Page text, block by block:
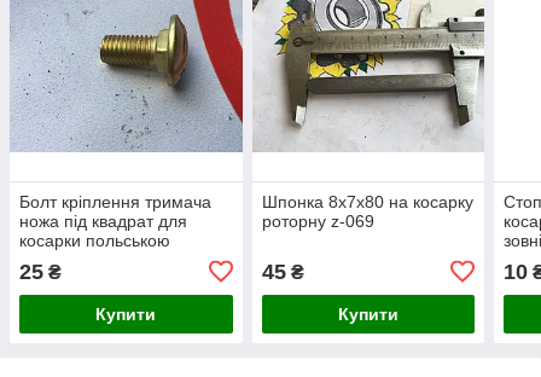
Болт кріплення тримача
ножа під квадрат для
косарки польською
25 ₴
Купити
Шпонка 8х7х80 на косарку
роторну z-069
45₴
Купити
10